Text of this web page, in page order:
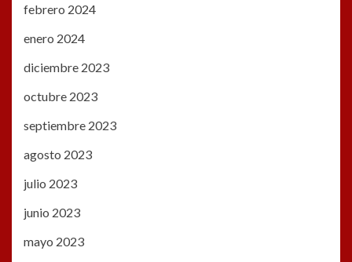
febrero 2024
enero 2024
diciembre 2023
octubre 2023
septiembre 2023
agosto 2023
julio 2023
junio 2023
mayo 2023